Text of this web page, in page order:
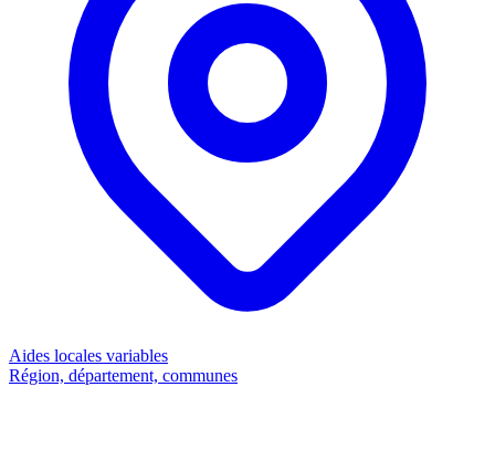
Aides locales variables
Région, département, communes